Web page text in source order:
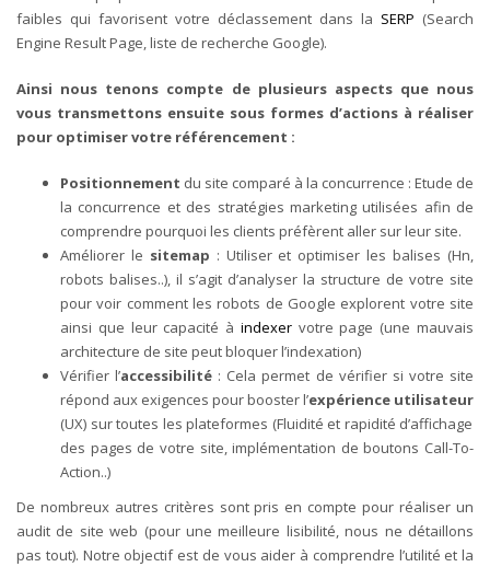
faibles qui favorisent votre déclassement dans la SERP (Search
Engine Result Page, liste de recherche Google).
Ainsi nous tenons compte de plusieurs aspects que nous
vous transmettons ensuite sous formes d’actions à réaliser
pour optimiser votre référencement :
Positionnement du site comparé à la concurrence : Etude de
la concurrence et des stratégies marketing utilisées afin de
comprendre pourquoi les clients préfèrent aller sur leur site.
Améliorer le sitemap : Utiliser et optimiser les balises (Hn,
robots balises..), il s’agit d’analyser la structure de votre site
pour voir comment les robots de Google explorent votre site
ainsi que leur capacité à indexervotre page (une mauvais
architecture de site peut bloquer l’indexation)
Vérifier l’accessibilité : Cela permet de vérifier si votre site
répond aux exigences pour booster l’expérience utilisateur
(UX) sur toutes les plateformes (Fluidité et rapidité d’affichage
des pages de votre site, implémentation de boutons Call-To-
Action..)
De nombreux autres critères sont pris en compte pour réaliser un
audit de site web (pour une meilleure lisibilité, nous ne détaillons
pas tout). Notre objectif est de vous aider à comprendre l’utilité et la